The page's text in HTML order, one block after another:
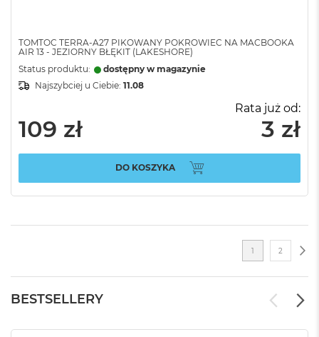
TOMTOC TERRA-A27 PIKOWANY POKROWIEC NA MACBOOKA
AIR 13 - JEZIORNY BŁĘKIT (LAKESHORE)
Status produktu:
dostępny w magazynie
Najszybciej u Ciebie: 11.08
109 zł
Rata już od:
3 zł
DO KOSZYKA
Strona
Aktualnie
1 Strona
2
BESTSELLERY